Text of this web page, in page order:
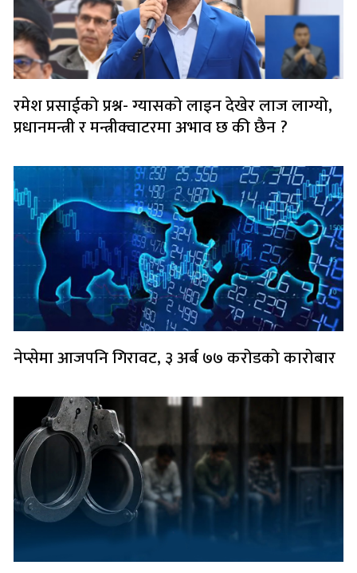
रमेश प्रसाईको प्रश्न- ग्यासको लाइन देखेर लाज लाग्यो,
प्रधानमन्त्री र मन्त्रीक्वाटरमा अभाव छ की छैन ?
नेप्सेमा आजपनि गिरावट, ३ अर्ब ७७ करोडको कारोबार